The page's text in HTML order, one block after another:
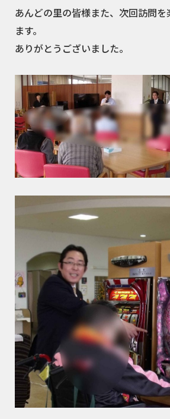
あんどの里の皆様また、次回訪問を
ます。
ありがとうございました。